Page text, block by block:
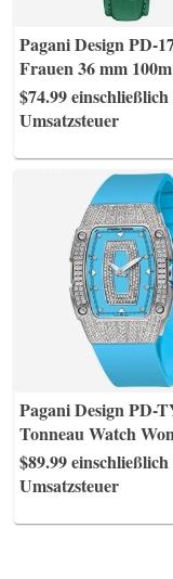
Pagani Design PD-
Frauen 36 mm
$74.99
Umsatzsteuer
Pagani Design PD-
Tonneau Watch
$89.99
Umsatzsteuer